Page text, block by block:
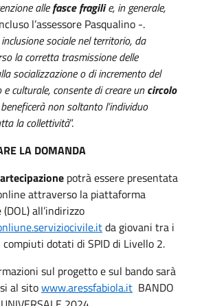
allefasce fragilie, in generale,
l’assessore Pasqualino -.
sociale nel territorio, da
la corretta trasmissione delle
socializzazione o di incremento del
culturale, consente di creare uncircolo
non soltanto l’individuo
la collettività”.
LA DOMANDA
potrà essere presentata
attraverso la piattaforma
all’indirizzo
da giovani tra i
dotati di SPID di Livello 2.
sul progetto e sul bando sarà
al sitowww.aressfabiola.it BANDO